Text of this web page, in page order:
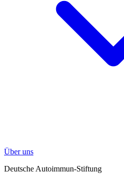
Über uns
Deutsche Autoimmun-Stiftung